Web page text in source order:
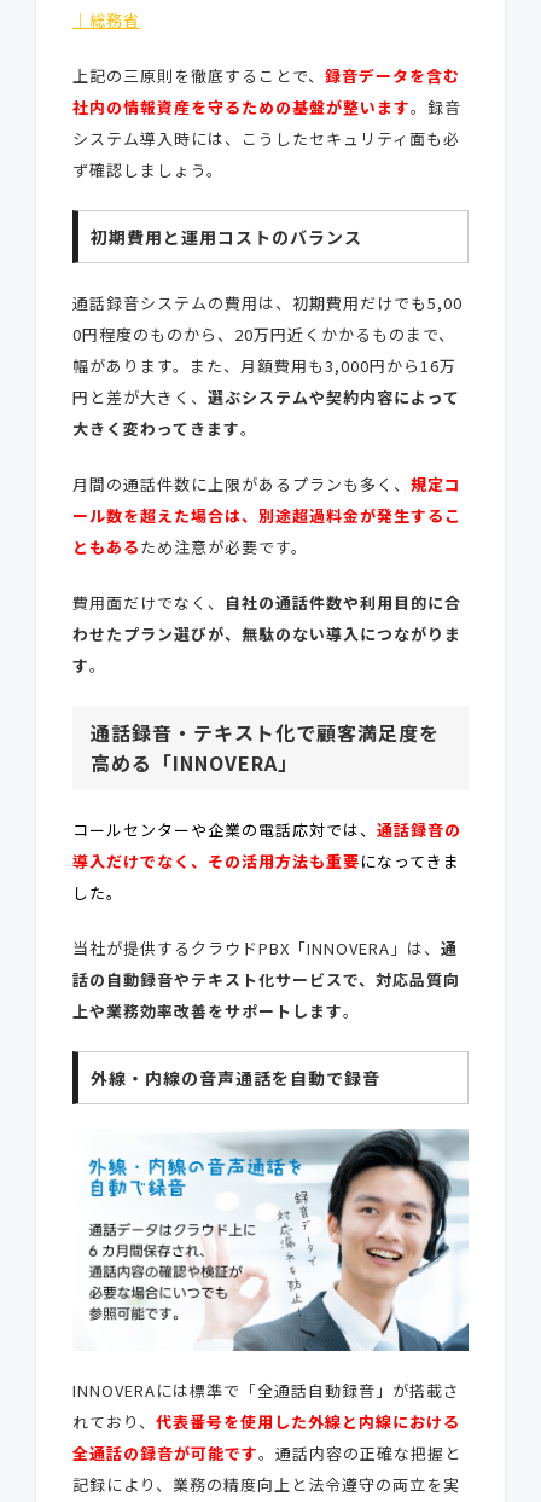
｜総務省
上記の三原則を徹底することで、 録音データを含む
社内の情報資産を守るための基盤が整います。録音
システム導入時には、こうしたセキュリティ面も必
ず確認しましょう。
初期費用と運用コストのバランス
通話録音システムの費用は、初期費用だけでも5,00
0円程度のものから、20万円近くかかるものまで、
幅があります。また、月額費用も3,000円から16万
円と差が大きく、 選ぶシステムや契約内容によって
大きく変わってきます。
月間の通話件数に上限があるプランも多く、 規定コ
ール数を超えた場合は、別途超過料金が発生するこ
ともあるため注意が必要です。
費用面だけでなく、
自社の通話件数や利用目的に合
わせたプラン選びが、無駄のない導入につながりま
す。
通話録音・テキスト化で顧客満足度を
高める「INNOVERA」
コールセンターや企業の電話応対では、 通話録音の
導入だけでなく、その活用方法も重要になってきま
した。
当社が提供するクラウドPBX「INNOVERA」は、 通
話の自動録音やテキスト化サービスで、対応品質向
上や業務効率改善をサポートします。
外線・内線の音声通話を自動で録音
INNOVERAには標準で「全通話自動録音」が搭載さ
れており、 代表番号を使用した外線と内線における
全通話の録音が可能です。通話内容の正確な把握と
記録により、業務の精度向上と法令遵守の両立を実